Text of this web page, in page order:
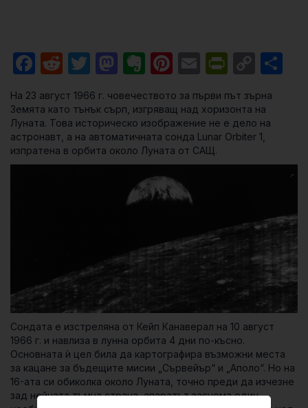
Facebook
RedditTwitter
Mastodon
Evernote
Pinterest
Email
На 23 август 1966 г. човечеството за първи път зърна
Земята като тънък сърп, изгряващ над хоризонта на
Луната. Това историческо изображение не е дело на
астронавт, а на автоматичната сонда Lunar Orbiter 1
изпратена в орбита около Луната от САЩ.
Сондата е изстреляна от Кейп Канаверал на 10 август
1966 г. и навлиза в лунна орбита 4 дни по-късно.
Основната ѝ цел била да картографира възможни места
за кацане за бъдещите мисии „Сървейър“ и „Аполо“. Но на
16-ата си обиколка около Луната, точно преди да изчезне
зад нейната тъмна страна, апаратът заснема един